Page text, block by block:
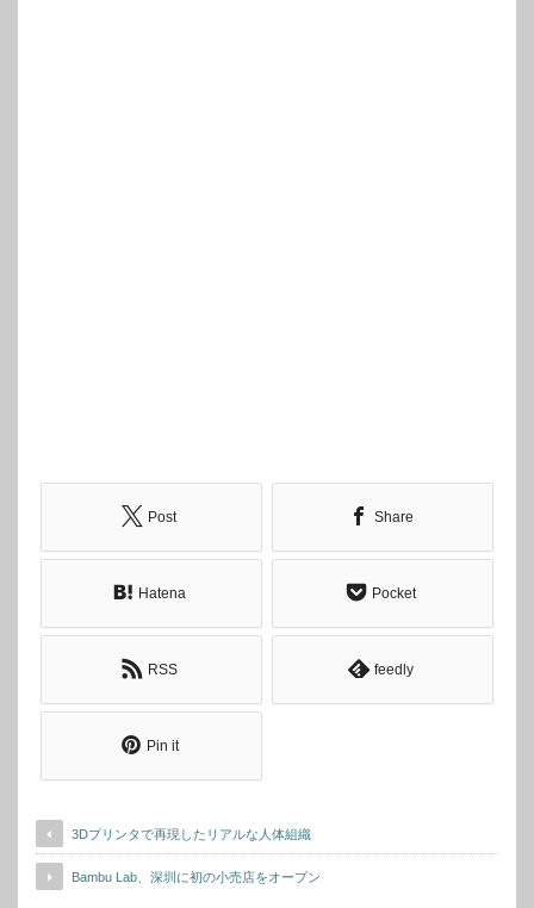
Post Share
Hatena Pocket
RSS feedly
Pin it
3Dプリンタで再現したリアルな人体組織
Bambu Lab、深圳に初の小売店をオープン